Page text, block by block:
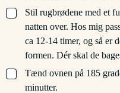
▢
Stil rugbrødene med et
natten over. Hos mig
ca 12-14 timer, og så er
formen. Dér skal de
▢
Tænd ovnen på 185
minutter.